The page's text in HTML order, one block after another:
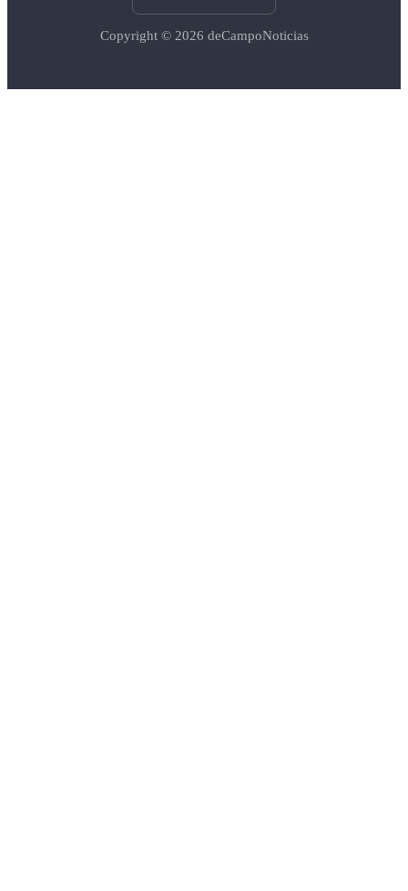
Copyright © 2026 deCampoNoticias